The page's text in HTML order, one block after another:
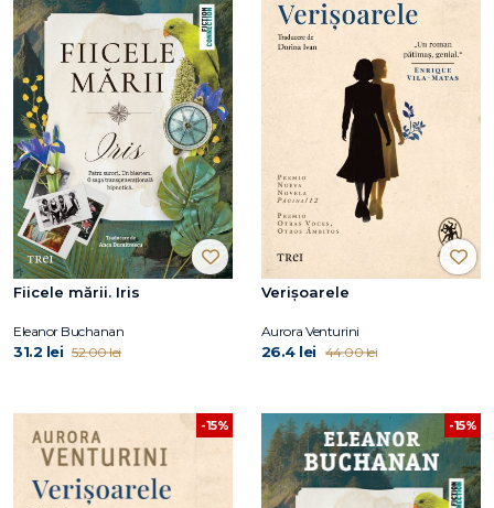
Fiicele mării. Iris
Eleanor Buchanan
31.2 lei 52.00 lei
Verișoarele
Aurora Venturini
26.4 lei 44.00 lei
-15% -15%